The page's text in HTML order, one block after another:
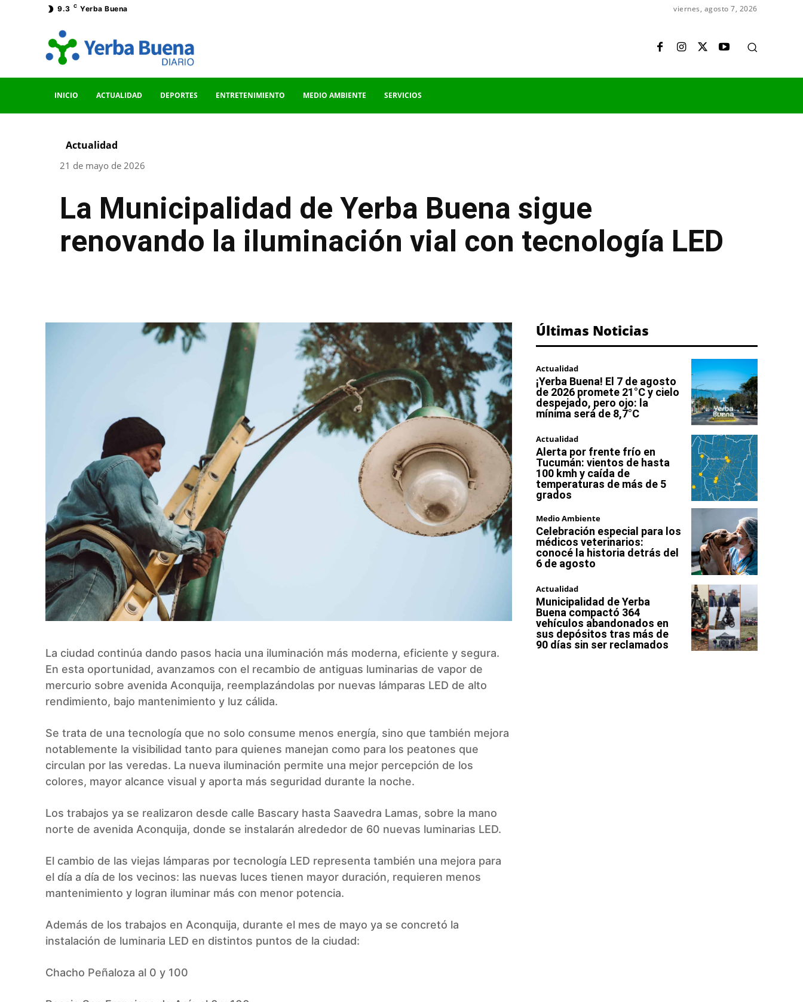
9.3 C Yerba Buena viernes, agosto 7, 2026
INICIO ACTUALIDAD DEPORTES ENTRETENIMIENTO MEDIO AMBIENTE SERVICIOS
Actualidad
21 de mayo de 2026
La Municipalidad de Yerba Buena sigue
renovando la iluminación vial con tecnología LED
La ciudad continúa dando pasos hacia una iluminación más moderna, eficiente y segura.
En esta oportunidad, avanzamos con el recambio de antiguas luminarias de vapor de
mercurio sobre avenida Aconquija, reemplazándolas por nuevas lámparas LED de alto
rendimiento, bajo mantenimiento y luz cálida.
Se trata de una tecnología que no solo consume menos energía, sino que también mejora
notablemente la visibilidad tanto para quienes manejan como para los peatones que
circulan por las veredas. La nueva iluminación permite una mejor percepción de los
colores, mayor alcance visual y aporta más seguridad durante la noche.
Los trabajos ya se realizaron desde calle Bascary hasta Saavedra Lamas, sobre la mano
norte de avenida Aconquija, donde se instalarán alrededor de 60 nuevas luminarias LED.
El cambio de las viejas lámparas por tecnología LED representa también una mejora para
el día a día de los vecinos: las nuevas luces tienen mayor duración, requieren menos
mantenimiento y logran iluminar más con menor potencia.
Además de los trabajos en Aconquija, durante el mes de mayo ya se concretó la
instalación de luminaria LED en distintos puntos de la ciudad:
Chacho Peñaloza al 0 y 100
Últimas Noticias
Actualidad
¡Yerba Buena! El 7 de agosto
de 2026 promete 21°C y cielo
despejado, pero ojo: la
mínima será de 8,7°C
Actualidad
Alerta por frente frío en
Tucumán: vientos de hasta
100 kmh y caída de
temperaturas de más de 5
grados
Medio Ambiente
Celebración especial para los
médicos veterinarios:
conocé la historia detrás del
6 de agosto
Actualidad
Municipalidad de Yerba
Buena compactó 364
vehículos abandonados en
sus depósitos tras más de
90 días sin ser reclamados